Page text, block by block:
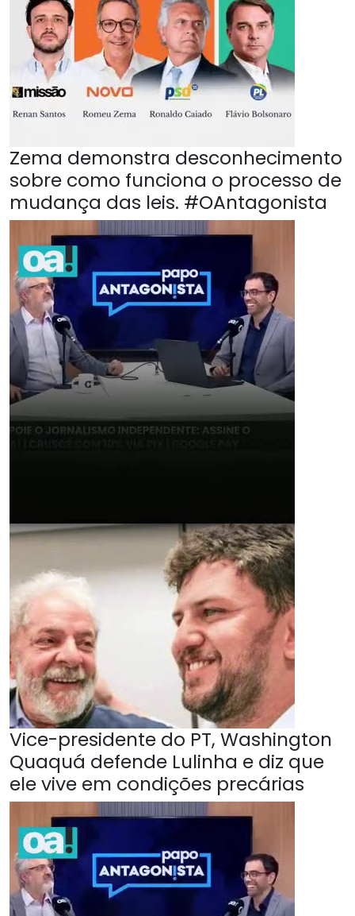
Zema demonstra desconhecimento
sobre como funciona o processo de
mudança das leis. #OAntagonista
Vice-presidente do PT, Washington
Quaquá defende Lulinha e diz que
ele vive em condições precárias